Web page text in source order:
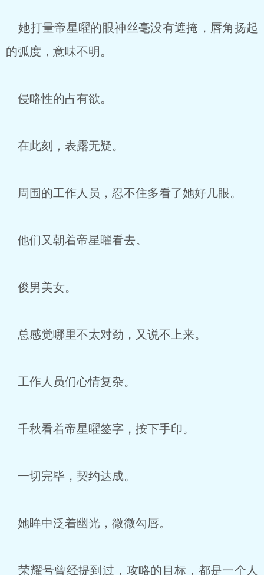
她打量帝星曜的眼神丝毫没有遮掩，唇角扬起
的弧度，意味不明。
侵略性的占有欲。
在此刻，表露无疑。
周围的工作人员，忍不住多看了她好几眼。
他们又朝着帝星曜看去。
俊男美女。
总感觉哪里不太对劲，又说不上来。
工作人员们心情复杂。
千秋看着帝星曜签字，按下手印。
一切完毕，契约达成。
她眸中泛着幽光，微微勾唇。
荣耀号曾经提到过，攻略的目标，都是一个人